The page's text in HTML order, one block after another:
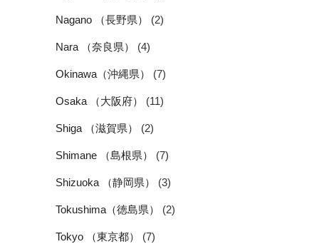
Nagano （長野県） (2)
Nara （奈良県） (4)
Okinawa（沖縄県） (7)
Osaka （大阪府） (11)
Shiga （滋賀県） (2)
Shimane （島根県） (7)
Shizuoka （静岡県） (3)
Tokushima（徳島県） (2)
Tokyo （東京都） (7)